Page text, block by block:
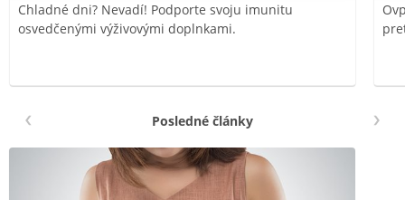
Chladné dni? Nevadí! Podporte svoju imunitu
osvedčenými výživovými doplnkami.
Posledné články